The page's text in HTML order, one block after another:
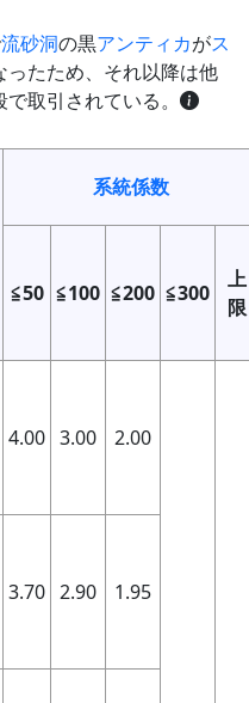
流砂洞の黒アンティカがス
ったため、それ以降は他
取引されている。
系統係数
≦50 ≦100 ≦200 ≦300
上
限
4.00 3.00 2.00
3.70 2.90 1.95